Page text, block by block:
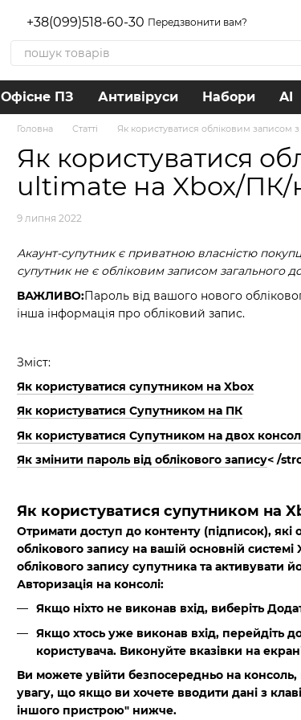
+38(099)518-60-30 Передзвонити вам?
Офісне ПЗ Антивіруси Набори AI
Головна Статті Як користуватися обліковим записом
Як користуватися
ultimate на Xbox/ПК/
9 липня 2022
Акаунт-супутник є приватною власністю
супутник не є обліковим записом загального
ВАЖЛИВО:Пароль від вашого нового
інша інформація про обліковий запис.
Зміст:
Як користуватися супутником на Xbox
Як користуватися Супутником на ПК
Як користуватися Супутником на двох
Як змінити пароль від облікового запису< /
Як користуватися супутником на
Отримати доступ до контенту (підписок),
облікового запису на вашій основній
облікового запису супутника та активувати
Авторизація на консолі:
Якщо ніхто не виконав вхід, виберіть
Якщо хтось уже виконав вхід, перейдіть
користувача. Виконуйте вказівки на
Ви можете увійти безпосередньо на
увагу, що якщо ви хочете вводити дані з
іншого пристрою" нижче.